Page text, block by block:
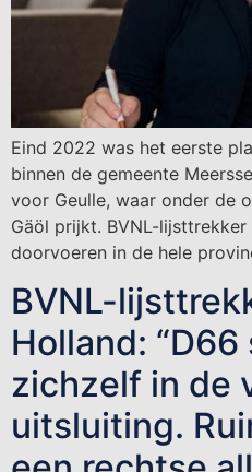
Eind 2022 was het eerste
binnen de gemeente
voor Geulle, waar onder de
Gäöl prijkt. BVNL-
doorvoeren in de hele
BVNL-
Holland:
zichzelf in de
uitsluiting.